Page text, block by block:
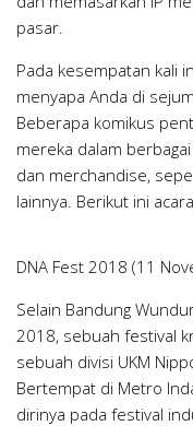
pasar.
Pada kesempatan kali
menyapa Anda di
Beberapa komikus
mereka dalam
dan merchandise,
lainnya. Berikut ini
DNA Fest 2018 (11
Selain Bandung
2018, sebuah festival
sebuah divisi UKM
Bertempat di Metro
dirinya pada festival